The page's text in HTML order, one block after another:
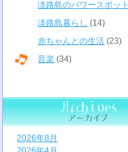
淡路島のパワースポット
淡路島暮らし (14)
赤ちゃんとの生活 (23)
音楽 (34)
2026年8月